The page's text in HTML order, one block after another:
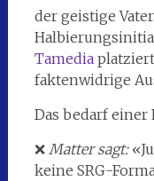
der geistige
Tamediaplatziert
faktenwidrige
Das bedarf
❌ Matter sagt:
keine SRG-